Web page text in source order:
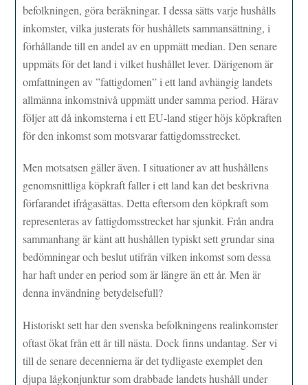
befolkningen, göra beräkningar. I dessa sätts varje hushålls
inkomster, vilka justerats för hushållets sammansättning, i
förhållande till en andel av en uppmätt median. Den senare
uppmäts för det land i vilket hushållet lever. Därigenom är
omfattningen av ”fattigdomen” i ett land avhängig landets
allmänna inkomstnivå uppmätt under samma period. Härav
följer att då inkomsterna i ett EU-land stiger höjs köpkraften
för den inkomst som motsvarar fattigdomsstrecket.
Men motsatsen gäller även. I situationer av att hushållens
genomsnittliga köpkraft faller i ett land kan det beskrivna
förfarandet ifrågasättas. Detta eftersom den köpkraft som
representeras av fattigdomsstrecket har sjunkit. Från andra
sammanhang är känt att hushållen typiskt sett grundar sina
bedömningar och beslut utifrån vilken inkomst som dessa
har haft under en period som är längre än ett år. Men är
denna invändning betydelsefull?
Historiskt sett har den svenska befolkningens realinkomster
oftast ökat från ett år till nästa. Dock finns undantag. Ser vi
till de senare decennierna är det tydligaste exemplet den
djupa lågkonjunktur som drabbade landets hushåll under